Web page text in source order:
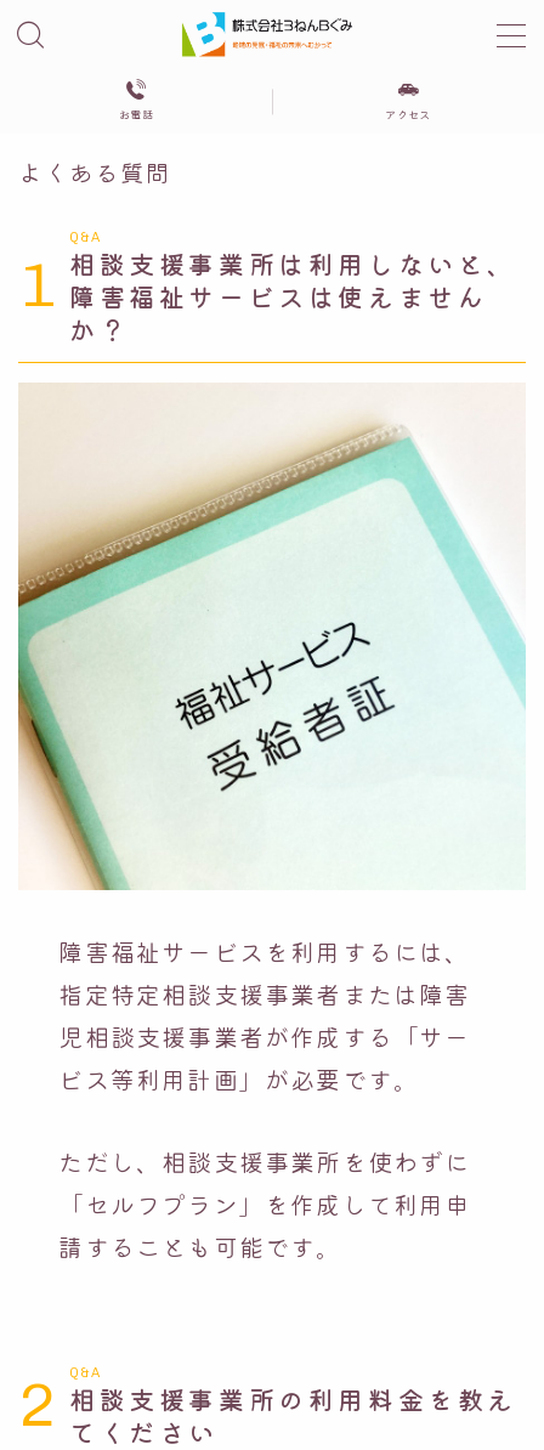
３びきの粉ぶた
相談支援センター３ねんBぐみ
グループホーム
自立サポートセンターみらい
お電話 アクセス
よくある質問
1
Q&A
相談支援事業所は利用しないと、
障害福祉サービスは使えません
か？
障害福祉サービスを利用するには、
指定特定相談支援事業者または障害
児相談支援事業者が作成する「サー
ビス等利用計画」が必要です。
ただし、相談支援事業所を使わずに
「セルフプラン」を作成して利用申
請することも可能です。
2 Q&A
相談支援事業所の利用料金を教え
てください